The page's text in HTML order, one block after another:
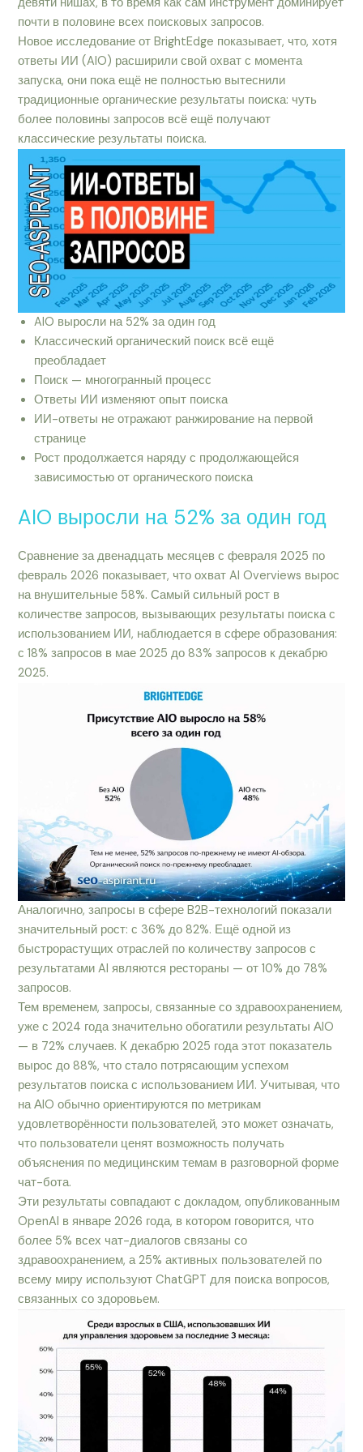
почти в половине всех поисковых запросов.
Новое исследование от BrightEdge показывает, что, хотя
ответы ИИ (AIO) расширили свой охват с момента
запуска, они пока ещё не полностью вытеснили
традиционные органические результаты поиска: чуть
более половины запросов всё ещё получают
классические результаты поиска.
AIO выросли на 52% за один год
Классический органический поиск всё ещё
преобладает
Поиск — многогранный процесс
Ответы ИИ изменяют опыт поиска
ИИ-ответы не отражают ранжирование на первой
странице
Рост продолжается наряду с продолжающейся
зависимостью от органического поиска
AIO выросли на 52% за один год
Сравнение за двенадцать месяцев с февраля 2025 по
февраль 2026 показывает, что охват AI Overviews вырос
на внушительные 58%. Самый сильный рост в
количестве запросов, вызывающих результаты поиска с
использованием ИИ, наблюдается в сфере образования:
с 18% запросов в мае 2025 до 83% запросов к декабрю
2025.
Аналогично, запросы в сфере B2B-технологий показали
значительный рост: с 36% до 82%. Ещё одной из
быстрорастущих отраслей по количеству запросов с
результатами AI являются рестораны — от 10% до 78%
запросов.
Тем временем, запросы, связанные со здравоохранением,
уже с 2024 года значительно обогатили результаты АIO
— в 72% случаев. К декабрю 2025 года этот показатель
вырос до 88%, что стало потрясающим успехом
результатов поиска с использованием ИИ. Учитывая, что
на АIO обычно ориентируются по метрикам
удовлетворённости пользователей, это может означать,
что пользователи ценят возможность получать
объяснения по медицинским темам в разговорной форме
чат-бота.
Эти результаты совпадают с докладом, опубликованным
OpenAI в январе 2026 года, в котором говорится, что
более 5% всех чат-диалогов связаны со
здравоохранением, а 25% активных пользователей по
всему миру используют ChatGPT для поиска вопросов,
связанных со здоровьем.